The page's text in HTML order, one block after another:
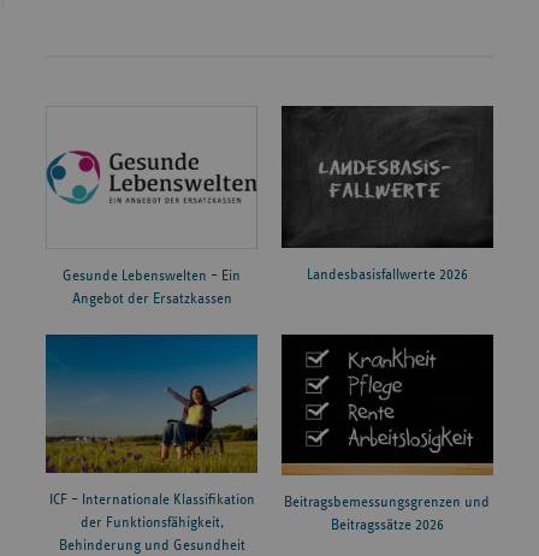
Gesunde Lebenswelten – Ein
Angebot der Ersatzkassen
Landesbasisfallwerte 2026
ICF – Internationale Klassifikation
der Funktionsfähigkeit,
Behinderung und Gesundheit
Beitragsbemessungsgrenzen und
Beitragssätze 2026